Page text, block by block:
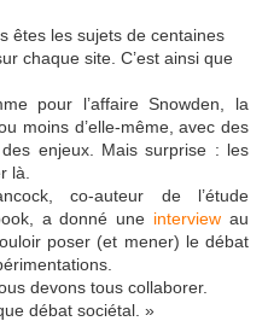
êtes les sujets de centaines
chaque site. C’est ainsi que
pour l’affaire Snowden, la
moins d’elle-même, avec des
enjeux. Mais surprise : les
là.
co-auteur de l’étude
a donné une interview au
poser (et mener) le débat
devons tous collaborer.
débat sociétal. »